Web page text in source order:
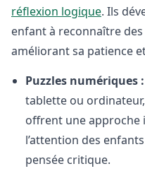
réflexion logique. Ils
enfant à reconnaître
améliorant sa patience
Puzzles numériques :
tablette ou ordinateur,
offrent une
l’attention des
pensée critique.